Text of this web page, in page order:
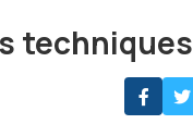
techniques